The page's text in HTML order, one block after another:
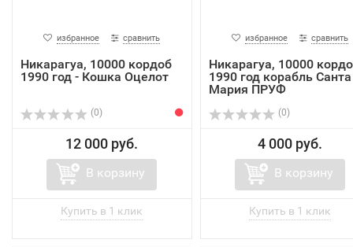
избранное сравнить
Никарагуа, 10000 кордоб
1990 год - Кошка Оцелот
(0)
12 000 руб.
В корзину
избранное сравнить
Никарагуа, 10000
1990 год корабль Санта
Мария ПРУФ
(0)
4 000 руб.
В корзину